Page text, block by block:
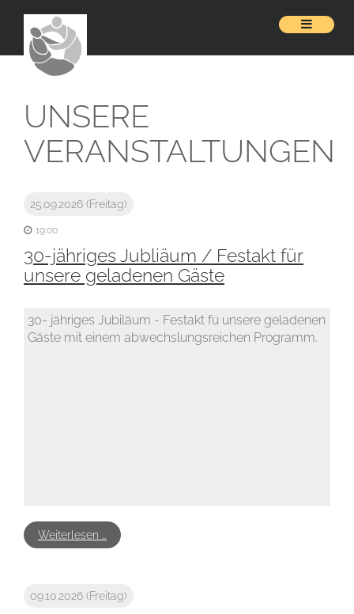
UNSERE
VERANSTALTUNGEN
25.09.2026 (Freitag)
19:00
30-jähriges Jubliäum / Festakt für
unsere geladenen Gäste
30- jähriges Jubiläum - Festakt fü unsere geladenen
Gäste mit einem abwechslungsreichen Programm.
Weiterlesen …
09.10.2026 (Freitag)